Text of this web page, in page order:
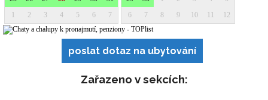
poslat dotaz na ubytování
Zařazeno v sekcích: